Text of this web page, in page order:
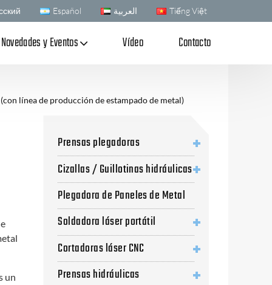
Español العربية Tiếng Việt
Novedades y Eventos Vídeo Contacto
línea de producción de estampado de metal)
un
Prensas plegadoras
Cizallas / Guillotinas hidráulicas
Plegadora de Paneles de Metal
Soldadora láser portátil
Cortadoras láser CNC
Prensas hidráulicas